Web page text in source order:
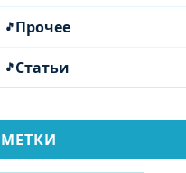
Прочее
Статьи
МЕТКИ